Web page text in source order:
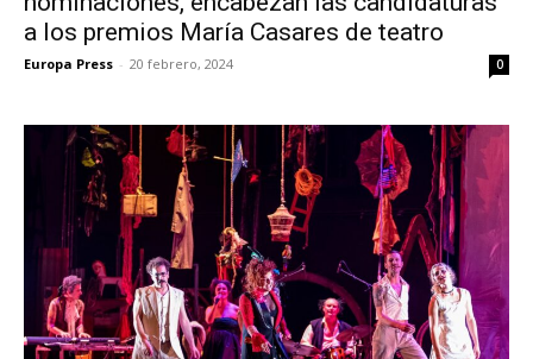
a los premios María Casares de teatro
Europa Press - 20 febrero, 2024 0